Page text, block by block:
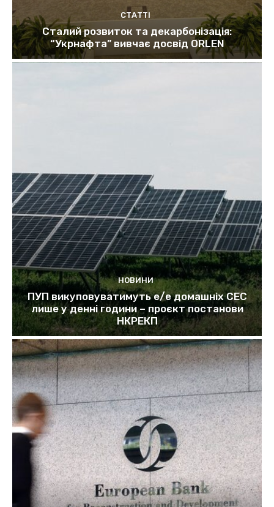
СТАТТІ
Сталий розвиток та декарбонізація:
“Укрнафта” вивчає досвід ORLEN
НОВИНИ
ПУП викуповуватимуть е/е домашніх СЕС
лише у денні години – проєкт постанови
НКРЕКП